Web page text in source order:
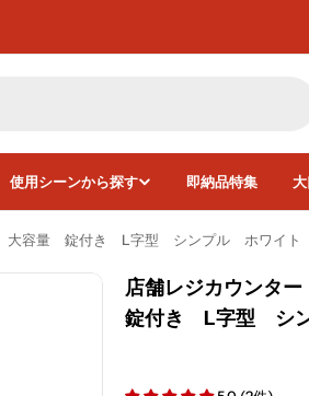
使用シーンから探す 即納品特集
大容量 錠付き L字型 シンプル ホワイト
画像25をモーダルで開く
店舗レジカウンタ
錠付き L字型 シ